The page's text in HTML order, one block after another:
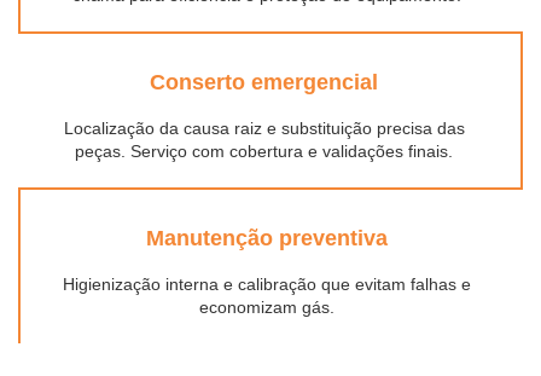
Conserto emergencial
Localização da causa raiz e substituição precisa das
peças. Serviço com cobertura e validações finais.
Manutenção preventiva
Higienização interna e calibração que evitam falhas e
economizam gás.